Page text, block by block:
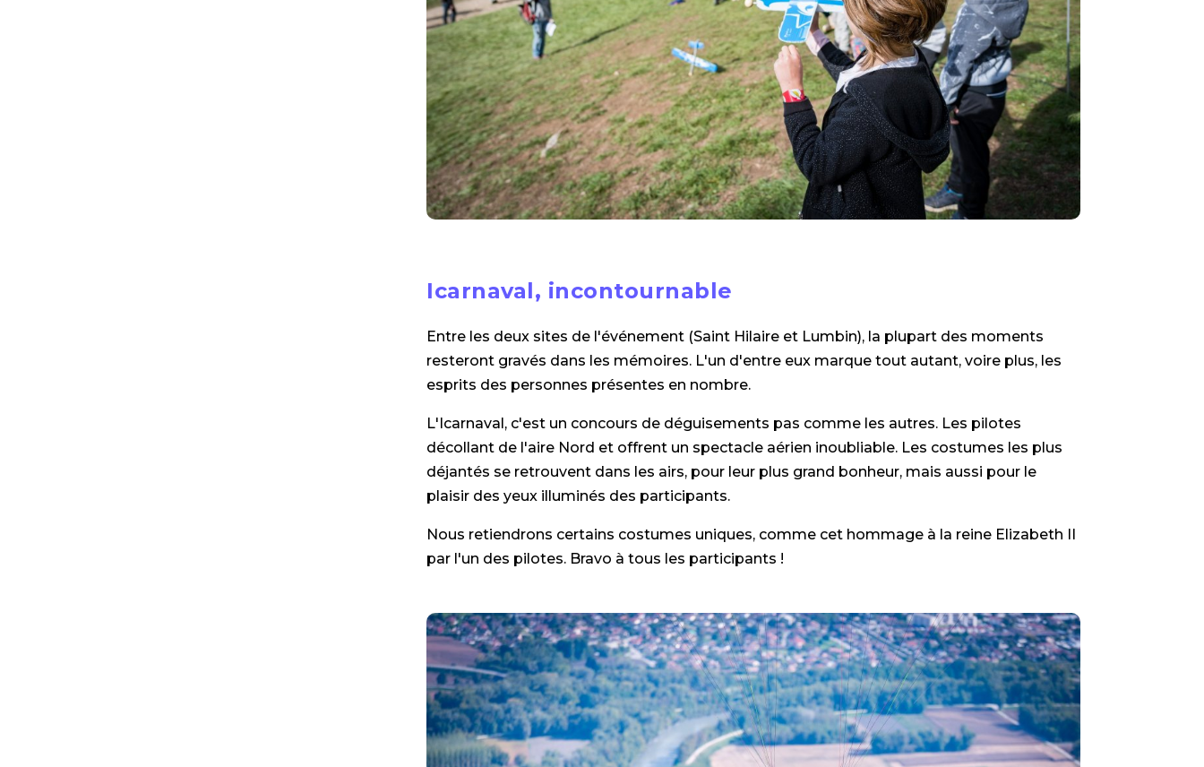
Icarnaval, incontournable
Entre les deux sites de l'événement (Saint Hilaire et Lumbin), la plupart des moments
resteront gravés dans les mémoires. L'un d'entre eux marque tout autant, voire plus, les
esprits des personnes présentes en nombre.
L'Icarnaval, c'est un concours de déguisements pas comme les autres. Les pilotes
décollant de l'aire Nord et offrent un spectacle aérien inoubliable. Les costumes les plus
déjantés se retrouvent dans les airs, pour leur plus grand bonheur, mais aussi pour le
plaisir des yeux illuminés des participants.
Nous retiendrons certains costumes uniques, comme cet hommage à la reine Elizabeth II
par l'un des pilotes. Bravo à tous les participants !